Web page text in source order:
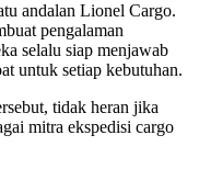
andalan Lionel Cargo.
pengalaman
selalu siap menjawab
untuk setiap kebutuhan.
tidak heran jika
mitra ekspedisi cargo